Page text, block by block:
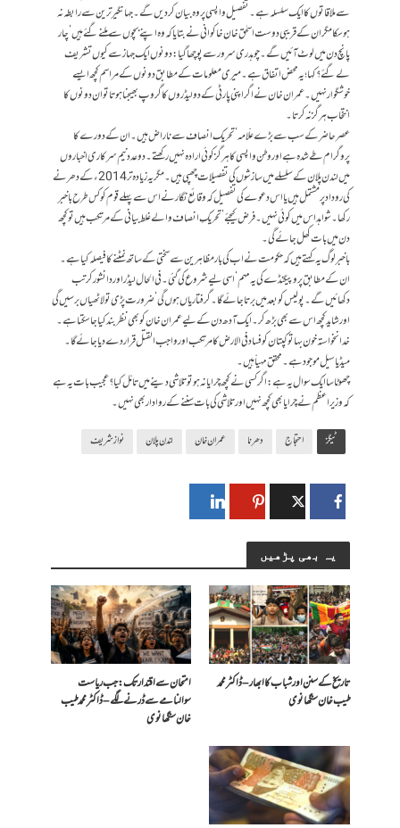
سے ملاقاتوں کا ایک سلسلہ ہے۔ تفصیل واپسی پر وہ بیان کر دیں گے۔ جہانگیر ترین سے رابطہ نہ
ہو سکا مگر ان کے قریبی دوست اسحٰق خان خاکوانی نے بتایا کہ وہ اپنے بچوں سے ملنے گئے ہیں‘ چار
پانچ دن میں لوٹ آئیں گے۔ چوہدری سرور سے پوچھا گیا: دونوں ایک جہاز سے کیوں تشریف
لے گئے؟ کہا؛ یہ محض اتفاق ہے۔ میری معلومات کے مطابق دونوں کے مراسم کچھ ایسے
خوشگوار نہیں۔ عمران خان نے اگر اپنی پارٹی کے دو لیڈروں کا گروپ بھیجنا ہوتا تو ان دونوں کا
انتخاب ہرگز نہ کرتا۔
عصر حاضر کے سب سے بڑے علّامہ‘ تحریک انصاف سے ناراض ہیں۔ ان کے دورے کا
پروگرام طے شدہ ہے اور وطن واپسی کا ہرگز کوئی ارادہ نہیں رکھتے۔ دو عدد نیم سرکاری اخباروں
میں لندن پلان کے سلسلے میں سازشوں کی تفصیلات چھپی ہیں۔ مگر یہ زیادہ تر 2014ء کے دھرنے
کی روداد پر مشتمل ہیں یا اس دعوے کی تفصیل کہ وقائع نگار نے اس سے پہلے قوم کو کس طرح باخبر
رکھا۔ شواہد اس میں کوئی نہیں۔ فرض کیجئے‘ تحریکِ انصاف والے غلط بیانی کے مرتکب ہیں تو کچھ
دن میں بات کھل جائے گی۔
باخبر لوگ یہ کہتے ہیں کہ حکومت نے اب کی بار مظاہرین سے سختی کے ساتھ نمٹنے کا فیصلہ کیا ہے۔
ان کے مطابق پروپیگنڈے کی یہ مہم‘ اسی لیے شروع کی گئی۔ فی الحال لیڈر اور دانشور کرتب
دکھائیں گے۔ پولیس کو بعد میں برتا جائے گا۔ گرفتاریاں ہوں گی‘ ضرورت پڑی تو لاٹھیاں برسیں گی
اور شاید کچھ اس سے بھی بڑھ کر۔ ایک آدھ دن کے لیے عمران خان کو بھی نظربند کیا جا سکتا ہے۔
خدانخواستہ خون بہا تو کپتان کو فساد فی الارض کا مرتکب اور واجب القتل قرار دے دیا جائے گا۔
میڈیا سیل موجود ہے۔ محقق مہیاّ ہیں۔
چھوٹا سا ایک سوال یہ ہے: اگر کسی نے کچھ چرایا نہ ہو تو تلاشی دینے میں تامّل کیا؟ عجیب بات یہ ہے
کہ وزیر اعظم نے چرایا بھی کچھ نہیں اور تلاشی کی بات سننے کے روادار بھی نہیں۔
ٹیگز احتجاج دھرنا عمران خان لندن پلان نواز شریف
یہ بھی پڑھیں
تاریخ کے سنن اور شباب کا ابھار – ڈاکٹر محمد
طیب خان سنگھانوی
امتحان سے اقتدار تک: جب ریاست
سوالنامے سے ڈرنے لگے – ڈاکٹر محمد طیب
خان سنگھانوی